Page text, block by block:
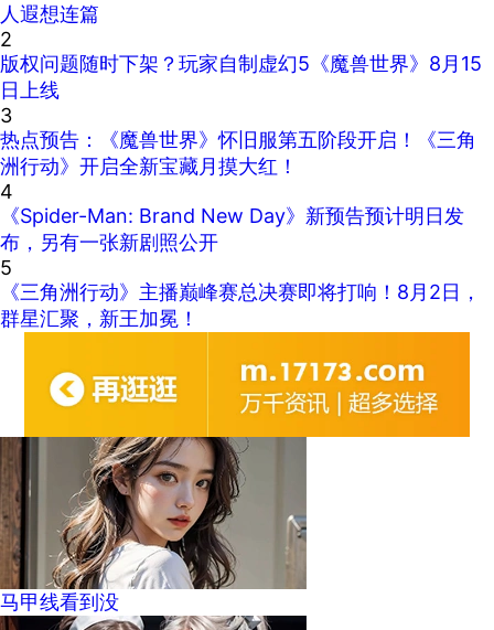
人遐想连篇
2
版权问题随时下架？玩家自制虚幻5《魔兽世界》8月15
日上线
3
热点预告：《魔兽世界》怀旧服第五阶段开启！《三角
洲行动》开启全新宝藏月摸大红！
4
《Spider-Man: Brand New Day》新预告预计明日发
布，另有一张新剧照公开
5
《三角洲行动》主播巅峰赛总决赛即将打响！8月2日，
群星汇聚，新王加冕！
马甲线看到没